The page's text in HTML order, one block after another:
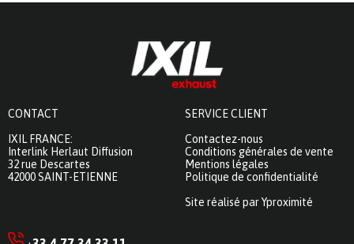
CONTACT
IXIL FRANCE:
Interlink Herlaut Diffusion
32 rue Descartes
42000 SAINT-ETIENNE
SERVICE CLIENT
Contactez-nous
Conditions générales de vente
Mentions légales
Politique de confidentialité
Site réalisé par Yproximité